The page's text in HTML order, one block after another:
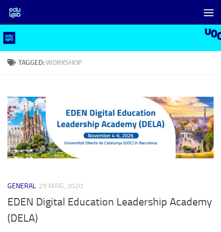
Skip to content
TAGGED:WORKSHOP
GENERAL 29 MAIG, 2020
EDEN Digital Education Leadership Academy
(DELA)